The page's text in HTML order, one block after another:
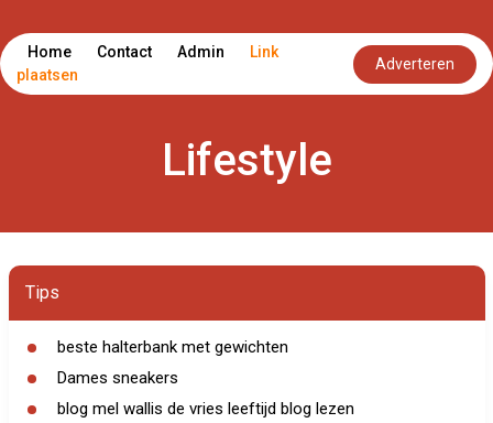
Home Contact Admin
Link
plaatsen
Adverteren
Lifestyle
Tips
beste halterbank met gewichten
Dames sneakers
blog mel wallis de vries leeftijd blog lezen